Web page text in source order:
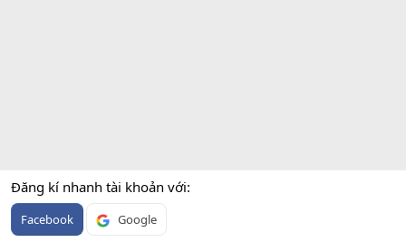
Đăng kí nhanh tài khoản với
Facebook Google